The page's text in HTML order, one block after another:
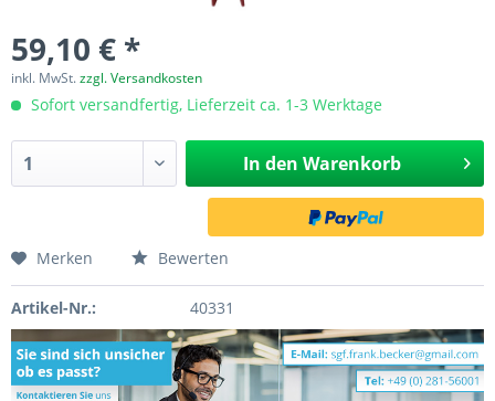
59,10 € *
inkl. MwSt.zzgl. Versandkosten
Sofort versandfertig, Lieferzeit ca. 1-3 Werktage
In den Warenkorb
Merken Bewerten
Artikel-Nr.: 40331